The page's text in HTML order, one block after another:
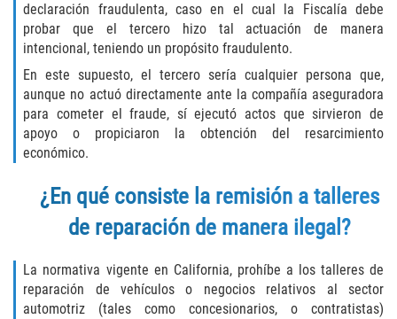
Copulación oral forzada
Exposición Indecente
Molestar A Un Niño Menor de 18
Años
Penetración Sexual Forzada
Prostitución y Solicitación
declaración fraudulenta, caso en el cual la Fiscalía debe
probar que el tercero hizo tal actuación de manera
intencional, teniendo un propósito fraudulento.
En este supuesto, el tercero sería cualquier persona que,
aunque no actuó directamente ante la compañía aseguradora
para cometer el fraude, sí ejecutó actos que sirvieron de
apoyo o propiciaron la obtención del resarcimiento
económico.
¿En qué consiste la remisión a talleres
de reparación de manera ilegal?
La normativa vigente en California, prohíbe a los talleres de
reparación de vehículos o negocios relativos al sector
automotriz (tales como concesionarios, o contratistas)